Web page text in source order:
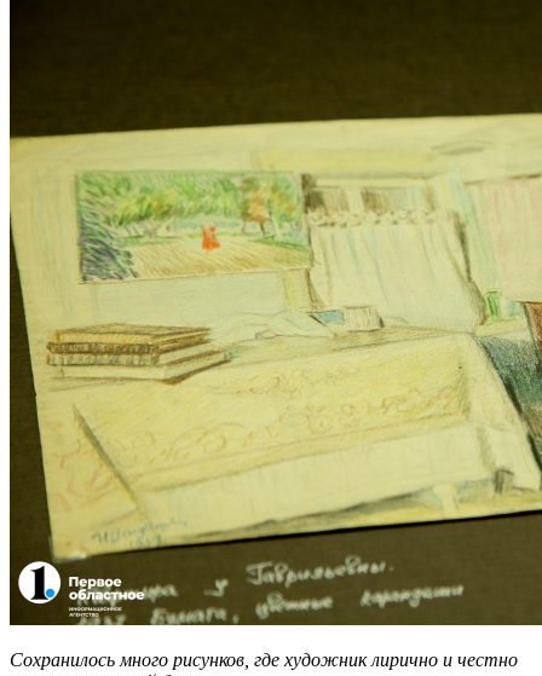
Сохранилось много рисунков, где художник лирично и честно